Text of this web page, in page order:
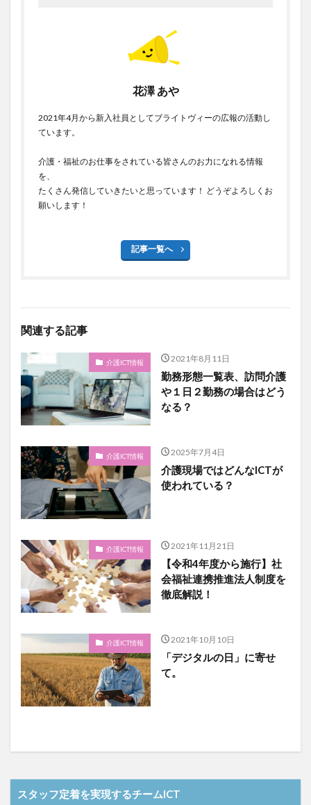
花澤 あや
2021年4月から新入社員としてブライトヴィーの広報の活動し
ています。
介護・福祉のお仕事をされている皆さんのお力になれる情報
を、
たくさん発信していきたいと思っています！ どうぞよろしくお
願いします！
記事一覧へ
関連する記事
介護ICT情報 2021年8月11日
勤務形態一覧表、訪問介護
や１日２勤務の場合はどう
なる？
介護ICT情報 2025年7月4日
介護現場ではどんなICTが
使われている？
介護ICT情報 2021年11月21日
【令和4年度から施行】社
会福祉連携推進法人制度を
徹底解説！
介護ICT情報 2021年10月10日
「デジタルの日」に寄せ
て。
スタッフ定着を実現するチームICT